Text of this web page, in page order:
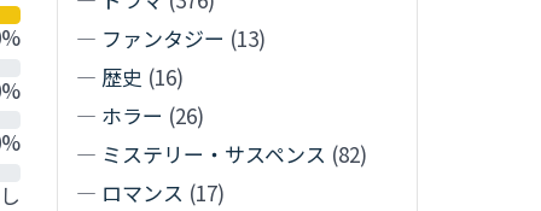
— ファンタジー (13)
— 歴史 (16)
— ホラー (26)
— ミステリー・サスペンス (82)
— ロマンス (17)